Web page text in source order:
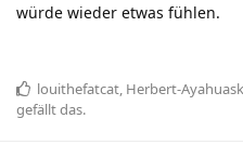
würde wieder etwas fühlen.
louithefatcat, Herbert-
gefällt das.